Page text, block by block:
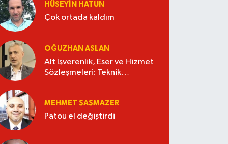
HÜSEYIN HATUN
Çok ortada kaldım
OĞUZHAN ASLAN
Alt İşverenlik, Eser ve Hizmet
Sözleşmeleri: Teknik
MEHMET ŞAŞMAZER
Patou el değiştirdi